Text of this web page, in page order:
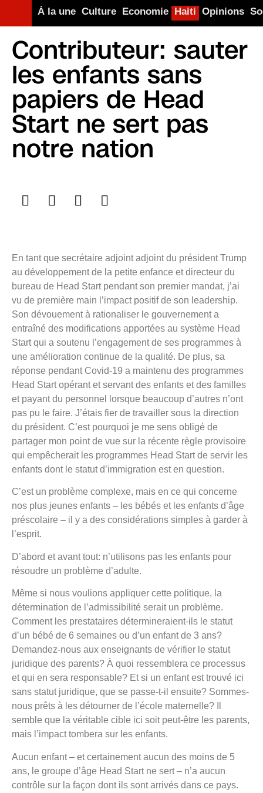
À la une Culture Economie Haiti Opinions
Contributeur: sauter
les enfants sans
papiers de Head
Start ne sert pas
notre nation
En tant que secrétaire adjoint adjoint du président Trump
au développement de la petite enfance et directeur du
bureau de Head Start pendant son premier mandat, j’ai
vu de première main l’impact positif de son leadership.
Son dévouement à rationaliser le gouvernement a
entraîné des modifications apportées au système Head
Start qui a soutenu l’engagement de ses programmes à
une amélioration continue de la qualité. De plus, sa
réponse pendant Covid-19 a maintenu des programmes
Head Start opérant et servant des enfants et des familles
et payant du personnel lorsque beaucoup d’autres n’ont
pas pu le faire. J’étais fier de travailler sous la direction
du président. C’est pourquoi je me sens obligé de
partager mon point de vue sur la récente règle provisoire
qui empêcherait les programmes Head Start de servir les
enfants dont le statut d’immigration est en question.
C’est un problème complexe, mais en ce qui concerne
nos plus jeunes enfants – les bébés et les enfants d’âge
préscolaire – il y a des considérations simples à garder à
l’esprit.
D’abord et avant tout: n’utilisons pas les enfants pour
résoudre un problème d’adulte.
Même si nous voulions appliquer cette politique, la
détermination de l’admissibilité serait un problème.
Comment les prestataires détermineraient-ils le statut
d’un bébé de 6 semaines ou d’un enfant de 3 ans?
Demandez-nous aux enseignants de vérifier le statut
juridique des parents? À quoi ressemblera ce processus
et qui en sera responsable? Et si un enfant est trouvé ici
sans statut juridique, que se passe-t-il ensuite? Sommes-
nous prêts à les détourner de l’école maternelle? Il
semble que la véritable cible ici soit peut-être les parents,
mais l’impact tombera sur les enfants.
Aucun enfant – et certainement aucun des moins de 5
ans, le groupe d’âge Head Start ne sert – n’a aucun
contrôle sur la façon dont ils sont arrivés dans ce pays.